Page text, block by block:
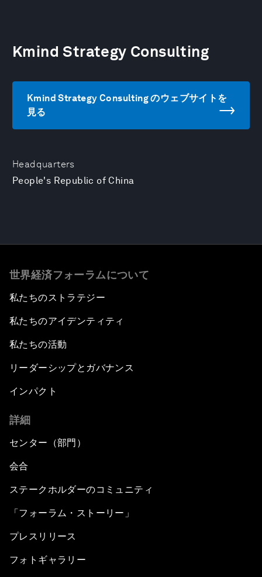
Headquarters
People's Republic of China
Kmind Strategy Consulting
Kmind Strategy Consulting のウェブサイトを
見る
世界経済フォーラムについて
私たちのストラテジー
私たちのアイデンティティ
私たちの活動
リーダーシップとガバナンス
インパクト
詳細
センター（部門）
会合
ステークホルダーのコミュニティ
「フォーラム・ストーリー」
プレスリリース
フォトギャラリー